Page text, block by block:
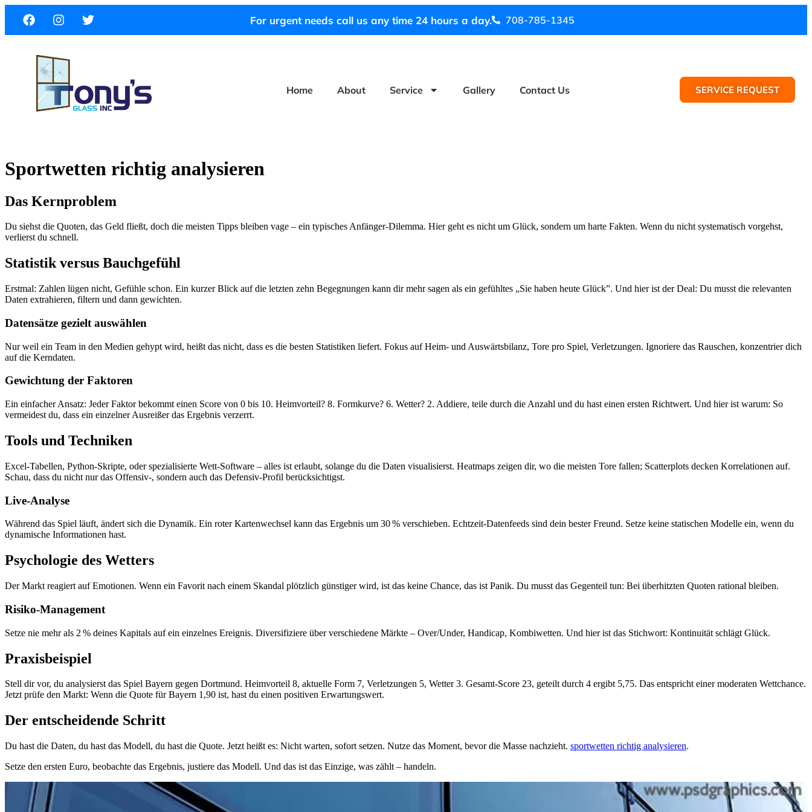
For urgent needs call us any time 24 hours a day. 708-785-1345
Home About Service Gallery Contact Us SERVICE REQUEST
Sportwetten richtig analysieren
Das Kernproblem
Du siehst die Quoten, das Geld fließt, doch die meisten Tipps bleiben vage – ein typisches Anfänger-Dilemma. Hier geht es nicht um Glück, sondern um harte Fakten. Wenn du nicht systematisch vorgehst,
verlierst du schnell.
Statistik versus Bauchgefühl
Erstmal: Zahlen lügen nicht, Gefühle schon. Ein kurzer Blick auf die letzten zehn Begegnungen kann dir mehr sagen als ein gefühltes „Sie haben heute Glück”. Und hier ist der Deal: Du musst die relevanten
Daten extrahieren, filtern und dann gewichten.
Datensätze gezielt auswählen
Nur weil ein Team in den Medien gehypt wird, heißt das nicht, dass es die besten Statistiken liefert. Fokus auf Heim- und Auswärtsbilanz, Tore pro Spiel, Verletzungen. Ignoriere das Rauschen, konzentrier dich
auf die Kerndaten.
Gewichtung der Faktoren
Ein einfacher Ansatz: Jeder Faktor bekommt einen Score von 0 bis 10. Heimvorteil? 8. Formkurve? 6. Wetter? 2. Addiere, teile durch die Anzahl und du hast einen ersten Richtwert. Und hier ist warum: So
vermeidest du, dass ein einzelner Ausreißer das Ergebnis verzerrt.
Tools und Techniken
Excel-Tabellen, Python-Skripte, oder spezialisierte Wett-Software – alles ist erlaubt, solange du die Daten visualisierst. Heatmaps zeigen dir, wo die meisten Tore fallen; Scatterplots decken Korrelationen auf.
Schau, dass du nicht nur das Offensiv-, sondern auch das Defensiv-Profil berücksichtigst.
Live-Analyse
Während das Spiel läuft, ändert sich die Dynamik. Ein roter Kartenwechsel kann das Ergebnis um 30 % verschieben. Echtzeit-Datenfeeds sind dein bester Freund. Setze keine statischen Modelle ein, wenn du
dynamische Informationen hast.
Psychologie des Wetters
Der Markt reagiert auf Emotionen. Wenn ein Favorit nach einem Skandal plötzlich günstiger wird, ist das keine Chance, das ist Panik. Du musst das Gegenteil tun: Bei überhitzten Quoten rational bleiben.
Risiko-Management
Setze nie mehr als 2 % deines Kapitals auf ein einzelnes Ereignis. Diversifiziere über verschiedene Märkte – Over/Under, Handicap, Kombiwetten. Und hier ist das Stichwort: Kontinuität schlägt Glück.
Praxisbeispiel
Stell dir vor, du analysierst das Spiel Bayern gegen Dortmund. Heimvorteil 8, aktuelle Form 7, Verletzungen 5, Wetter 3. Gesamt-Score 23, geteilt durch 4 ergibt 5,75. Das entspricht einer moderaten Wettchance.
Jetzt prüfe den Markt: Wenn die Quote für Bayern 1,90 ist, hast du einen positiven Erwartungswert.
Der entscheidende Schritt
Du hast die Daten, du hast das Modell, du hast die Quote. Jetzt heißt es: Nicht warten, sofort setzen. Nutze das Moment, bevor die Masse nachzieht. sportwetten richtig analysieren.
Setze den ersten Euro, beobachte das Ergebnis, justiere das Modell. Und das ist das Einzige, was zählt – handeln.